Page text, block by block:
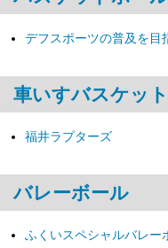
デフスポーツの普及を目
車いすバスケッ
福井ラプターズ
バレーボール
ふくいスペシャルバレー